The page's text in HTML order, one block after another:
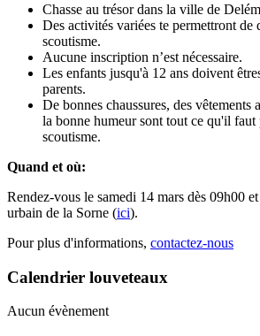
Chasse au trésor dans la ville de
Des activités variées te permettront de
scoutisme.
Aucune inscription n’est nécessaire.
Les enfants jusqu'à 12 ans doivent
parents.
De bonnes chaussures, des vêtements
la bonne humeur sont tout ce qu'il
scoutisme.
Quand et où:
Rendez-vous le samedi 14 mars dès 09h00
urbain de la Sorne (ici).
Pour plus d'informations, contactez-nous
Calendrier louveteaux
Aucun évènement